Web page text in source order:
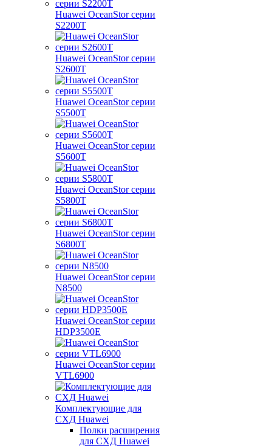
Huawei OceanStor серии
S2200T
Huawei OceanStor серии
S2600T
Huawei OceanStor серии
S5500T
Huawei OceanStor серии
S5600T
Huawei OceanStor серии
S5800T
Huawei OceanStor серии
S6800T
Huawei OceanStor серии
N8500
Huawei OceanStor серии
HDP3500E
Huawei OceanStor серии
VTL6900
Комплектующие для
СХД Huawei
Полки расширения
для СХД Huawei